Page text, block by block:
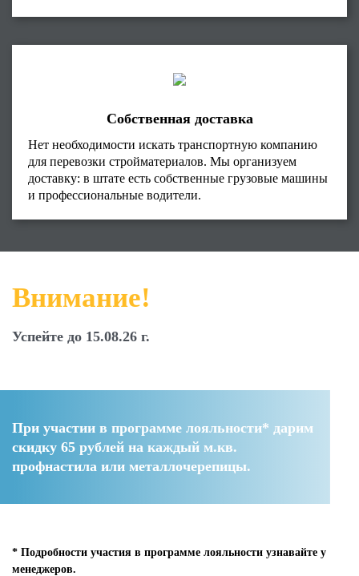
Собственная доставка
Нет необходимости искать транспортную компанию
для перевозки стройматериалов. Мы организуем
доставку: в штате есть собственные грузовые машины
и профессиональные водители.
Внимание!
Успейте до 15.08.26 г.
При участии в программе лояльности* дарим
скидку 65 рублей на каждый м.кв.
профнастила или металлочерепицы.
* Подробности участия в программе лояльности узнавайте у
менеджеров.